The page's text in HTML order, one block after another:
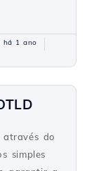
há 1 ano
através do
simples